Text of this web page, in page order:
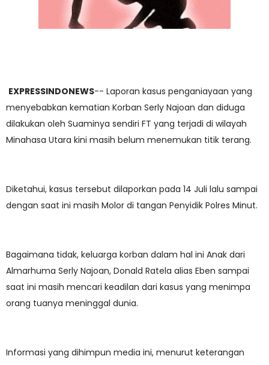
EXPRESSINDONEWS-- Laporan kasus penganiayaan yang
menyebabkan kematian Korban Serly Najoan dan diduga
dilakukan oleh Suaminya sendiri FT yang terjadi di wilayah
Minahasa Utara kini masih belum menemukan titik terang.
Diketahui, kasus tersebut dilaporkan pada 14 Juli lalu sampai
dengan saat ini masih Molor di tangan Penyidik Polres Minut.
Bagaimana tidak, keluarga korban dalam hal ini Anak dari
Almarhuma Serly Najoan, Donald Ratela alias Eben sampai
saat ini masih mencari keadilan dari kasus yang menimpa
orang tuanya meninggal dunia.
Informasi yang dihimpun media ini, menurut keterangan